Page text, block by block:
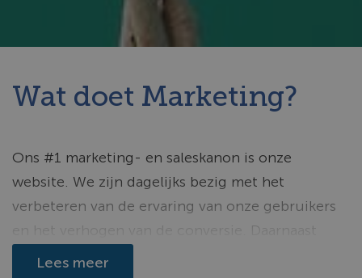
Wat doet Marketing?
Ons #1 marketing- en saleskanon is onze
website. We zijn dagelijks bezig met het
verbeteren van de ervaring van onze gebruikers
en het verhogen van de conversie. Daarnaast
zetten we veel kanalen in om mensen naar onze
Lees meer